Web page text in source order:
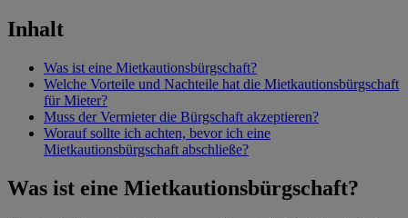
Inhalt
Was ist eine Mietkautionsbürgschaft?
Welche Vorteile und Nachteile hat die Mietkautionsbürgschaft
für Mieter?
Muss der Vermieter die Bürgschaft akzeptieren?
Worauf sollte ich achten, bevor ich eine
Mietkautionsbürgschaft abschließe?
Was ist eine Mietkautionsbürgschaft?